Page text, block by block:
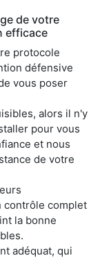
de votre
efficace
protocole
défensive
vous poser
alors il n'y
pour vous
et nous
de votre
contrôle complet
la bonne
adéquat, qui